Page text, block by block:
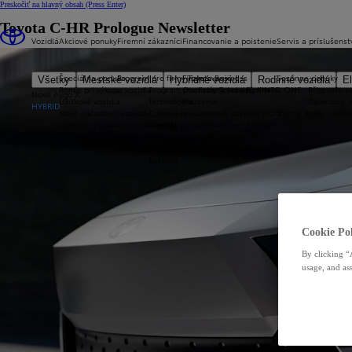
Preskočiť na hlavný obsah (Press Enter)
Vozidlá
Všetky Mestské vozidlá Hybridné vozidlá Rodinné vozidlá
HYBRID
Akciové ponuky
Špeciálna ponuka
Bonus pri výkupe vozidla
Firemní zákazníci
Program pre firmy Toyota Business
Program pre firmy Toyota Business
Financovanie a poistenie
Financovanie
Operatívny leasing KINTO ONE
Servis a
Sezónne ponuky
Připravte
Toyota C-HR Prologue Newsletter
Cookie
By clicking
usage, and